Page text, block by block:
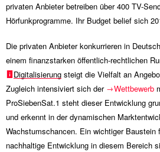
privaten Anbieter betreiben über 400 TV-
Hörfunkprogramme. Ihr Budget belief sich
Die privaten Anbieter konkurrieren in
einem finanzstarken öffentlich-rechtlichen
Digitalisierung steigt die Vielfalt an
Zugleich intensiviert sich der
Wettbewerb
ProSiebenSat.1 steht dieser Entwicklung
und erkennt in der dynamischen
Wachstumschancen. Ein wichtiger Baustein
nachhaltige Entwicklung in diesem Bereich